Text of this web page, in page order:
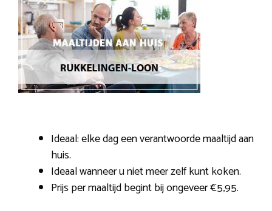
Ideaal: elke dag een verantwoorde maaltijd aan
huis.
Ideaal wanneer u niet meer zelf kunt koken.
Prijs per maaltijd begint bij ongeveer €5,95.